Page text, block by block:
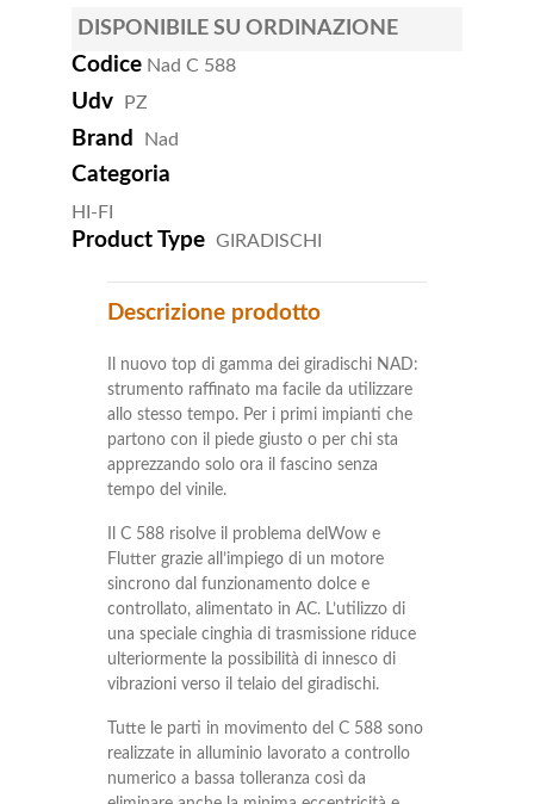
DISPONIBILE SU ORDINAZIONE
Codice Nad C 588
Udv PZ
Brand Nad
Categoria
HI-FI
Product Type GIRADISCHI
Descrizione prodotto
Il nuovo top di gamma dei giradischi NAD:
strumento raffinato ma facile da utilizzare
allo stesso tempo. Per i primi impianti che
partono con il piede giusto o per chi sta
apprezzando solo ora il fascino senza
tempo del vinile.
Il C 588 risolve il problema delWow e
Flutter grazie all’impiego di un motore
sincrono dal funzionamento dolce e
controllato, alimentato in AC. L’utilizzo di
una speciale cinghia di trasmissione riduce
ulteriormente la possibilità di innesco di
vibrazioni verso il telaio del giradischi.
Tutte le parti in movimento del C 588 sono
realizzate in alluminio lavorato a controllo
numerico a bassa tolleranza così da